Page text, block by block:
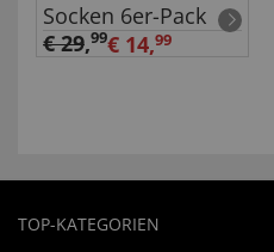
Socken 6er-Pack
€ 29,99€ 14,99
TOP-KATEGORIEN